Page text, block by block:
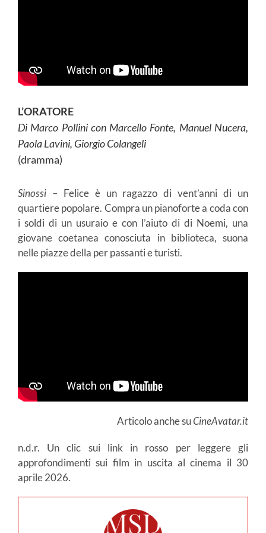
L’ORATORE
Di Marco Pollini con Marcello Fonte, Manuel Nucera,
Paola Lavini, Giorgio Colangeli
(dramma)
Sinossi – Felice è un ragazzo di vent’anni di un
quartiere popolare. Compra un pianoforte a coda con
i soldi di un usuraio e con l’aiuto di di Noemi, una
giovane coetanea conosciuta in biblioteca, suona
nelle piazze della per passanti e turisti.
Articolo anche suCineAvatar.it
n.d.r. Un clic sui link in rosso per leggere gli
approfondimenti sui film in uscita al cinema il 30
aprile 2026.